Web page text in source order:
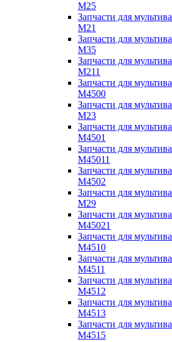
M25
Запчасти для
M21
Запчасти для
M35
Запчасти для
M211
Запчасти для
M4500
Запчасти для
M23
Запчасти для
M4501
Запчасти для
M45011
Запчасти для
M4502
Запчасти для
M29
Запчасти для
M45021
Запчасти для
M4510
Запчасти для
M4511
Запчасти для
M4512
Запчасти для
M4513
Запчасти для
M4515